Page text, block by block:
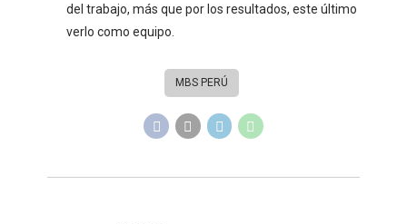
del trabajo, más que por los resultados, este último
verlo como equipo.
MBS PERÚ